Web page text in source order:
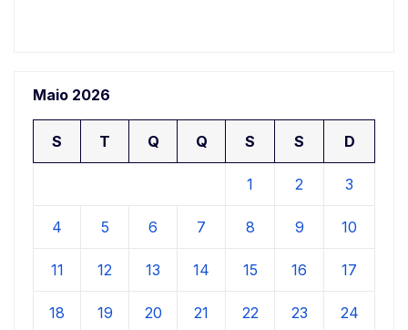
Maio 2026
S T Q Q S S D
1 2 3
4 5 6 7 8 9 10
11 12 13 14 15 16 17
18 19 20 21 22 23 24